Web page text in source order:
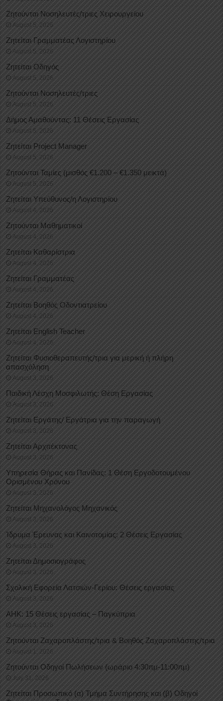
Ζητούνται Νοσηλευτές/τριες Χειρουργείου
August 5, 2026
Ζητείται Γραμματέας Λογιστηρίου
August 5, 2026
Ζητείται Οδηγός
August 5, 2026
Ζητούνται Νοσηλευτές/τριες
August 5, 2026
Δήμος Αμαθούντας: 11 Θέσεις Εργασίας
August 5, 2026
Ζητείται Project Manager
August 5, 2026
Ζητούνται Ταμίες (μισθός €1.200 – €1.350 μεικτά)
August 5, 2026
Ζητείται Υπεύθυνος/η Λογιστηρίου
August 4, 2026
Ζητούνται Μαθηματικοί
August 4, 2026
Ζητείται Καθαρίστρια
August 4, 2026
Ζητείται Γραμματέας
August 4, 2026
Ζητείται Βοηθός Οδοντιατρείου
August 4, 2026
Ζητείται English Teacher
August 4, 2026
Ζητείται Φυσιοθεραπευτής/τρια για μερική ή πλήρη
απασχόληση
August 3, 2026
Παιδική Λέσχη Μοσφιλωτής: Θέση Εργασίας
August 3, 2026
Ζητείται Εργάτης/ Εργάτρια για την παραγωγή
August 3, 2026
Ζητείται Αρχιτέκτονας
August 3, 2026
Υπηρεσία Θήρας και Πανίδας: 1 Θέση Eργοδοτουμένου
Oρισμένου Xρόνου
August 3, 2026
Ζητείται Μηχανολόγος Μηχανικός
August 3, 2026
Ίδρυμα Έρευνας και Καινοτομίας: 2 Θέσεις Εργασίας
August 3, 2026
Ζητείται Δημοσιογράφος
August 3, 2026
Σχολική Εφορεία Λατσιών-Γερίου: Θέσεις εργασίας
August 3, 2026
ΑΗΚ: 15 Θέσεις εργασίας – Παγκύπρια
August 3, 2026
Ζητούνται Ζαχαροπλάστης/τρια & Βοηθός Ζαχαροπλάστης/τρια
August 1, 2026
Ζητούνται Οδηγοί Πωλήσεων (ωράριο 4:30πμ-11:00πμ)
July 31, 2026
Ζητείται Προσωπικό (α) Τμήμα Συντήρησης και (β) Οδηγοί